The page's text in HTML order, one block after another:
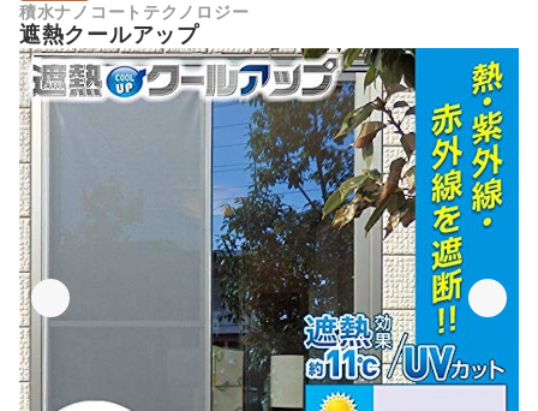
積水ナノコートテクノロジー
遮熱クールアップ